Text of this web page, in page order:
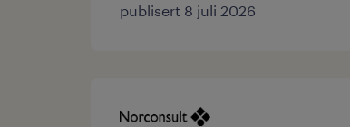
publisert 8 juli 2026